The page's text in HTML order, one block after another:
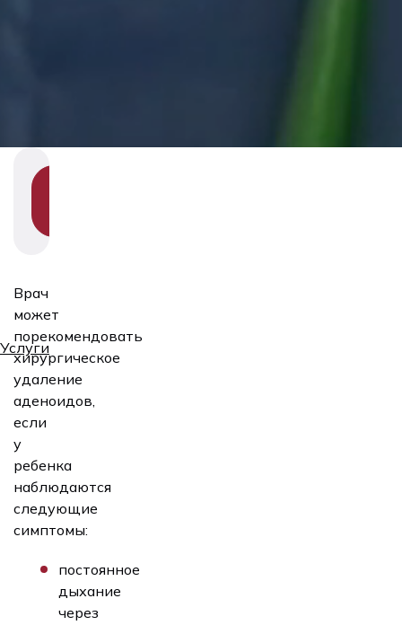
Услуги
Врач
может
порекомендовать
хирургическое
удаление
аденоидов,
если
у
ребенка
наблюдаются
следующие
симптомы:
постоянное
дыхание
через